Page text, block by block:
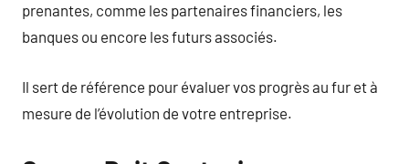
prenantes, comme les partenaires financiers, les
banques ou encore les futurs associés.
Il sert de référence pour évaluer vos progrès au fur et à
mesure de l’évolution de votre entreprise.